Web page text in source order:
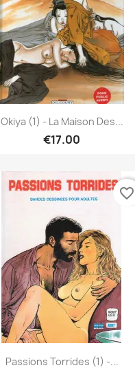
Okiya (1) - La Maison Des...
€17.00
Passions Torrides (1) -...
favorite_border